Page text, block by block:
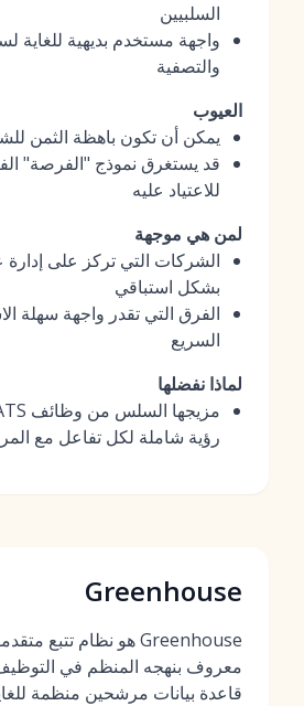
السلبيين
واجهة مستخدم بديهية للغاية
والتصفية
العيوب
يمكن أن تكون باهظة الثمن
قد يستغرق نموذج "الفرصة"
للاعتياد عليه
لمن هي موجهة
الشركات التي تركز على
بشكل استباقي
الفرق التي تقدر واجهة سهلة
السريع
لماذا نفضلها
رؤية شاملة لكل تفاعل مع
Greenhouse
معروف بنهجه المنظم في
قاعدة بيانات مرشحين منظمة